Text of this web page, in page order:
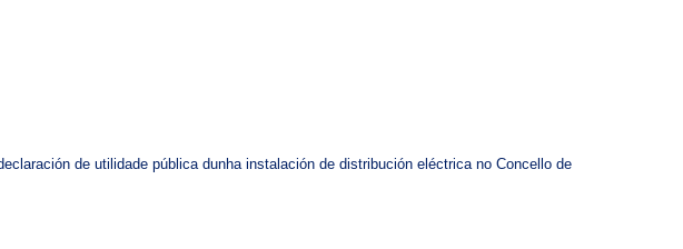
de utilidade pública dunha instalación de distribución eléctrica no Concello de